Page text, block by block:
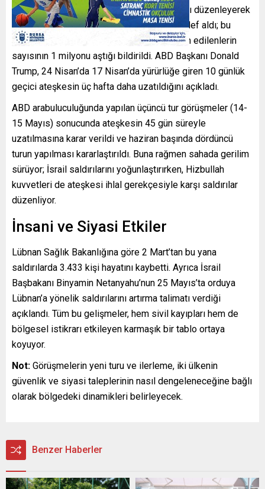
İsrail ordusu, 2 Mart’ta yoğun hava saldırıları düzenleyerek
Lübnan’ın güneyindeki bazı yerleşimleri hedef aldı; bu
saldırılar sonucunda Lübnan içinde yerinden edilenlerin
sayısının 1 milyonu aştığı bildirildi. ABD Başkanı Donald
Trump, 24 Nisan’da 17 Nisan’da yürürlüğe giren 10 günlük
geçici ateşkesin üç hafta daha uzatıldığını açıkladı.
ABD arabuluculuğunda yapılan üçüncü tur görüşmeler (14-
15 Mayıs) sonucunda ateşkesin 45 gün süreyle
uzatılmasına karar verildi ve haziran başında dördüncü
turun yapılması kararlaştırıldı. Buna rağmen sahada gerilim
sürüyor; İsrail saldırılarını yoğunlaştırırken, Hizbullah
kuvvetleri de ateşkesi ihlal gerekçesiyle karşı saldırılar
düzenliyor.
İnsani ve Siyasi Etkiler
Lübnan Sağlık Bakanlığına göre 2 Mart’tan bu yana
saldırılarda 3.433 kişi hayatını kaybetti. Ayrıca İsrail
Başbakanı Binyamin Netanyahu’nun 25 Mayıs’ta orduya
Lübnan’a yönelik saldırılarını artırma talimatı verdiği
açıklandı. Tüm bu gelişmeler, hem sivil kayıpları hem de
bölgesel istikrarı etkileyen karmaşık bir tablo ortaya
koyuyor.
Not: Görüşmelerin yeni turu ve ilerleme, iki ülkenin
güvenlik ve siyasi taleplerinin nasıl dengeleneceğine bağlı
olarak bölgedeki dinamikleri belirleyecek.
Benzer Haberler